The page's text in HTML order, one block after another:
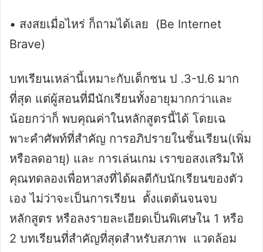
• สงสยเมื่อไหร่ ก็ถามได้เลย (Be Internet
Brave)
บทเรียนเหล่านี้เหมาะกับเด็กชน ป .3-ป.6 มาก
ที่สุด แต่ผู้สอนที่มีนักเรียนทั้งอายุมากกว่าและ
น้อยกว่าก็ พบคุณค่าในหลักสูตรนี้ได้ โดยเฉ
พาะคําศัพท์ที่สำคัญ การอภิปรายในชั้นเรียน(เพิ่ม
หรือลดอายุ) และ การเล่นเกม เราขอสงเสริมให้
คุณทดลองเพื่อหาสงที่ได้ผลดีกับนักเรียนของตัว
เอง ไม่ว่าจะเป็นการเรียน ตั้งแตต้นจนจบ
หลักสูตร หรือลงรายละเอียดเป็นพิเศษใน 1 หรือ
2 บทเรียนที่สำคัญที่สุดสำหรับสภาพ แวดล้อม